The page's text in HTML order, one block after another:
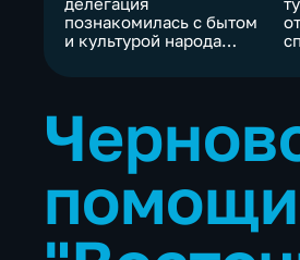
делегация
познакомилась с бытом
и культурой народа